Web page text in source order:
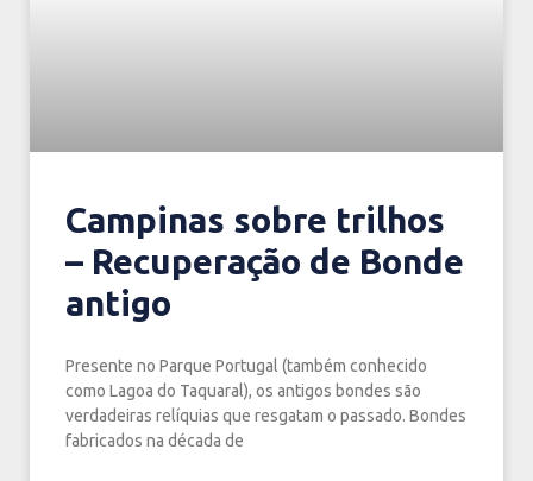
Campinas sobre trilhos
– Recuperação de Bonde
antigo
Presente no Parque Portugal (também conhecido
como Lagoa do Taquaral), os antigos bondes são
verdadeiras relíquias que resgatam o passado. Bondes
fabricados na década de